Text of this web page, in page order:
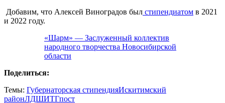
Добавим, что Алексей Виноградов был стипендиатом в 2021
и 2022 году.
«Шарм» — Заслуженный коллектив
народного творчества Новосибирской
области
Поделиться:
Темы: Губернаторская стипендияИскитимский
районЛДШИТГпост